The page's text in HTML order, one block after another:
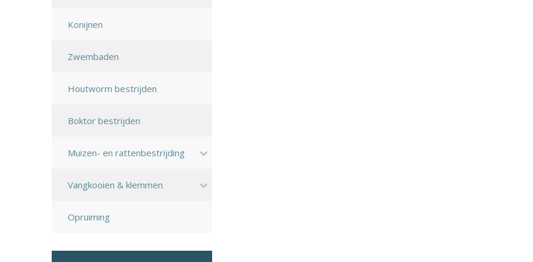
Konijnen
Zwembaden
Houtworm bestrijden
Boktor bestrijden
Muizen- en rattenbestrijding
Vangkooien & klemmen
Opruiming